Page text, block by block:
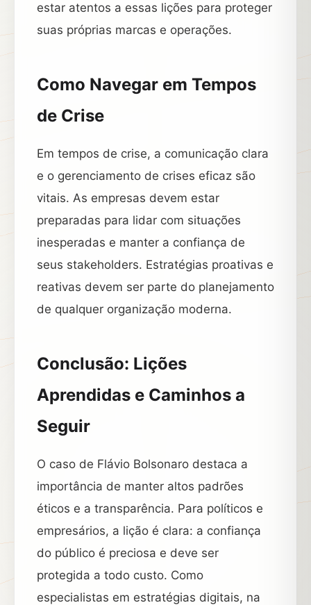
estar atentos a essas lições para proteger
suas próprias marcas e operações.
Como Navegar em Tempos
de Crise
Em tempos de crise, a comunicação clara
e o gerenciamento de crises eficaz são
vitais. As empresas devem estar
preparadas para lidar com situações
inesperadas e manter a confiança de
seus stakeholders. Estratégias proativas e
reativas devem ser parte do planejamento
de qualquer organização moderna.
Conclusão: Lições
Aprendidas e Caminhos a
Seguir
O caso de Flávio Bolsonaro destaca a
importância de manter altos padrões
éticos e a transparência. Para políticos e
empresários, a lição é clara: a confiança
do público é preciosa e deve ser
protegida a todo custo. Como
especialistas em estratégias digitais, na